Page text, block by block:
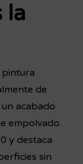
la
pintura
de
acabado
empolvado.
y destaca
sin